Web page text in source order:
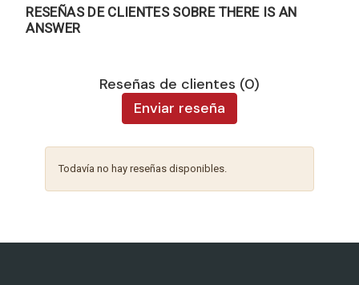
RESEÑAS DE CLIENTES SOBRE THERE IS AN
ANSWER
Reseñas de clientes (0)
Enviar reseña
Todavía no hay reseñas disponibles.